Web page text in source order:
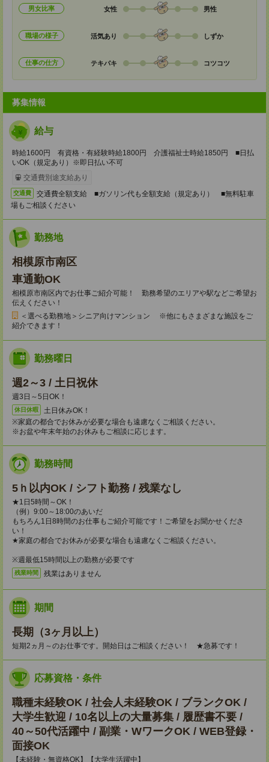
男女比率 女性 男性
職場の様子 活気あり しずか
仕事の仕方 テキパキ コツコツ
募集情報
給与
時給1600円 有資格・有経験時給1800円 介護福祉士時給1850円 ■日払
いOK（規定あり）※即日払い不可
交通費別途支給あり
交通費
交通費全額支給 ■ガソリン代も全額支給（規定あり） ■無料駐車
場もご相談ください
勤務地
相模原市南区
車通勤OK
相模原市南区内でお仕事ご紹介可能！ 勤務希望のエリアや駅などご希望お
伝えください！
＜選べる勤務地＞シニア向けマンション ※他にもさまざまな施設をご
紹介できます！
勤務曜日
週2～3 / 土日祝休
週3日～5日OK！
休日休暇
土日休みOK！
※家庭の都合でお休みが必要な場合も遠慮なくご相談ください。
※お盆や年末年始のお休みもご相談に応じます。
勤務時間
5ｈ以内OK / シフト勤務 / 残業なし
★1日5時間～OK！
（例）9:00～18:00のあいだ
もちろん1日8時間のお仕事もご紹介可能です！ご希望をお聞かせくださ
い！
★家庭の都合でお休みが必要な場合も遠慮なくご相談ください。
※週最低15時間以上の勤務が必要です
残業時間 残業はありません
期間
長期（3ヶ月以上）
短期2ヵ月～のお仕事です。開始日はご相談ください！ ★急募です！
応募資格・条件
職種未経験OK / 社会人未経験OK / ブランクOK /
大学生歓迎 / 10名以上の大量募集 / 履歴書不要 /
40～50代活躍中 / 副業・WワークOK / WEB登録・
面接OK
【未経験・無資格OK】【大学生活躍中】